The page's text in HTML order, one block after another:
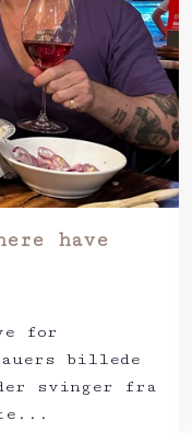
have
for
billede
svinger fra